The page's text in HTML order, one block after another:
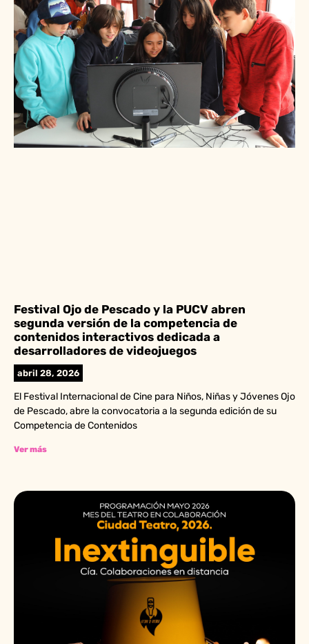
Festival Ojo de Pescado y la PUCV abren
segunda versión de la competencia de
contenidos interactivos dedicada a
desarrolladores de videojuegos
abril 28, 2026
El Festival Internacional de Cine para Niños, Niñas y Jóvenes Ojo
de Pescado, abre la convocatoria a la segunda edición de su
Competencia de Contenidos
Ver más